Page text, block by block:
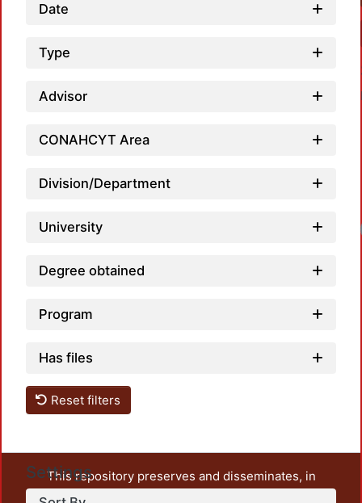
Date
Type
Advisor
CONAHCYT Area
Division/Department
University
Degree obtained
Program
Has files
Reset filters
Settings
This repository preserves and disseminates, in
unrestricted open access, the teaching and research